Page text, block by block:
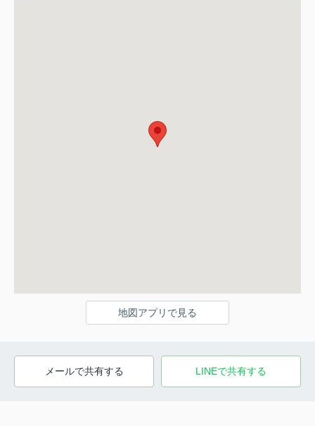
地図アプリで見る
メールで共有する LINEで共有する